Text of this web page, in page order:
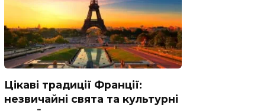
Цікаві традиції Франції:
незвичайні свята та культурні